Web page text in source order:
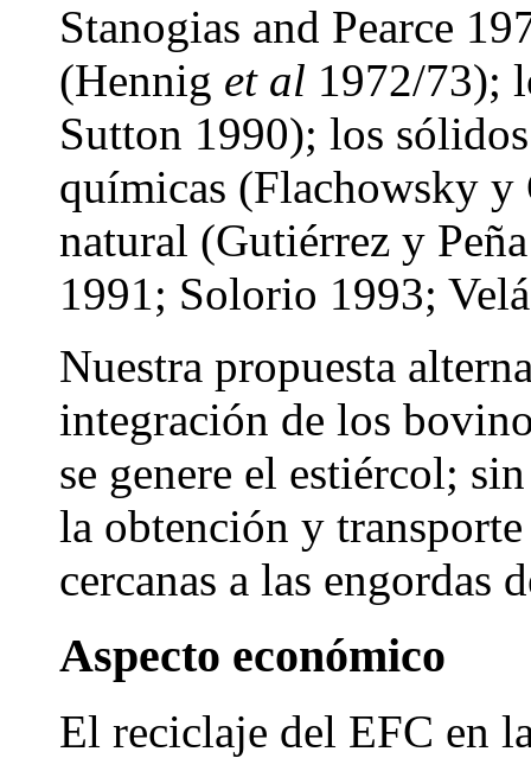
Stanogias and Pearce
(Hennig et al 1972/73);
Sutton 1990); los
químicas (Flachowsky
natural (Gutiérrez y
1991; Solorio 1993;
Nuestra propuesta
integración de los
se genere el estiércol;
la obtención y
cercanas a las engordas
Aspecto económico
El reciclaje del EFC en